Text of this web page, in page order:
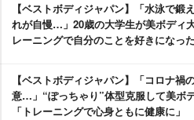
【ベストボディジャパン】「水泳で鍛
れが自慢…」20歳の大学生が美ボディ
レーニングで自分のことを好きになった
【ベストボディジャパン】「コロナ禍
意…」“ぽっちゃり”体型克服して美ボ
「トレーニングで心身ともに健康に」